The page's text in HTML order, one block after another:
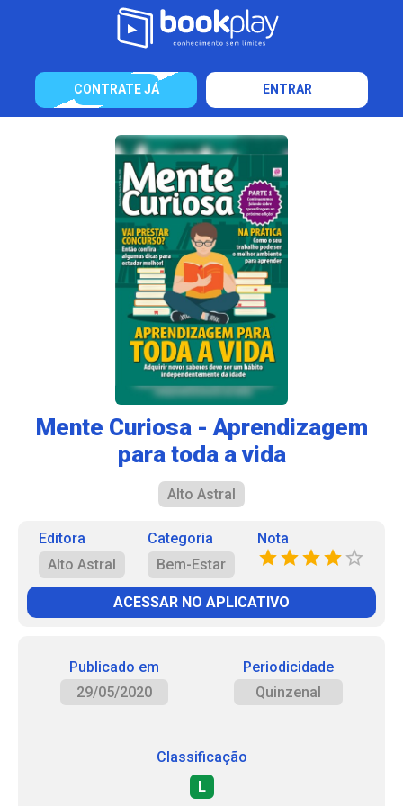
CONTRATE JÁ ENTRAR
Mente Curiosa - Aprendizagem
para toda a vida
Alto Astral
Editora
Alto Astral
Categoria
Bem-Estar
Nota
ACESSAR NO APLICATIVO
Publicado em
29/05/2020
Periodicidade
Quinzenal
Classificação
L